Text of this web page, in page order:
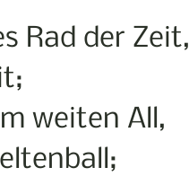
Rad der Zeit,
weiten All,